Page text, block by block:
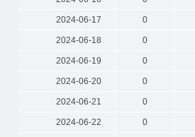
2024-06-17 0
2024-06-18 0
2024-06-19 0
2024-06-20 0
2024-06-21 0
2024-06-22 0